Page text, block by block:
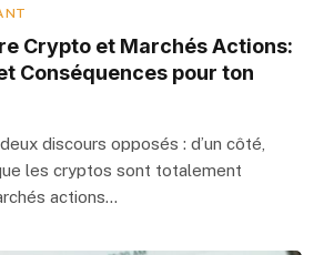
Crypto et Marchés Actions:
Conséquences pour ton
discours opposés : d’un côté,
les cryptos sont totalement
actions…